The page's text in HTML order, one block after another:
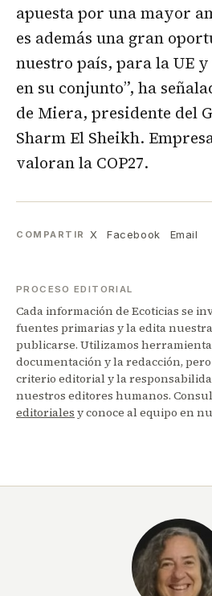
apuesta por una mayor
es además una gran
nuestro país, para la UE
en su conjunto”, ha
de Miera, presidente del
Sharm El Sheikh.
valoran la COP27.
COMPARTIR X Facebook Email
PROCESO EDITORIAL
Cada información de Ecoticias se
fuentes primarias y la edita
publicarse. Utilizamos
documentación y la redacción,
criterio editorial y la
nuestros editores humanos.
editoriales y conoce al equipo en